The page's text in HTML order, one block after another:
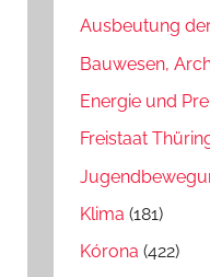
Ausbeutung
Bauwesen,
Energie und
Freistaat
Klima (181)
Kórona (422)